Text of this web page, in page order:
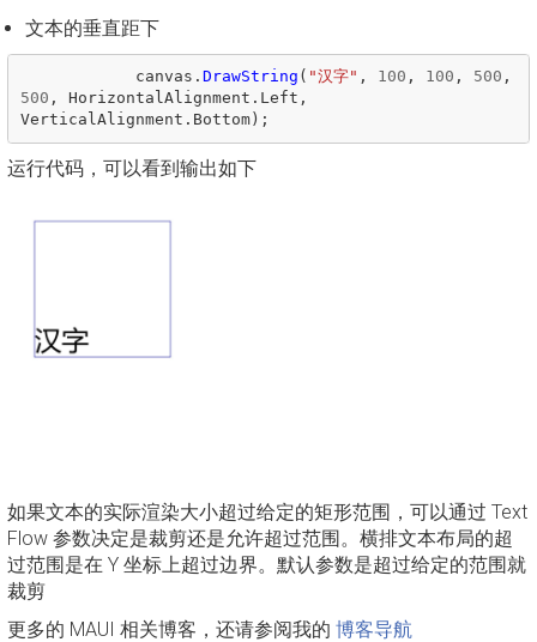
文本的垂直距下
canvas . DrawString ( "汉字" , 100 , 100 , 500 ,
500 , HorizontalAlignment . Left ,
VerticalAlignment . Bottom);
运行代码，可以看到输出如下
如果文本的实际渲染大小超过给定的矩形范围，可以通过 Text
Flow 参数决定是裁剪还是允许超过范围。横排文本布局的超
过范围是在 Y 坐标上超过边界。默认参数是超过给定的范围就
裁剪
更多的 MAUI 相关博客，还请参阅我的 博客导航